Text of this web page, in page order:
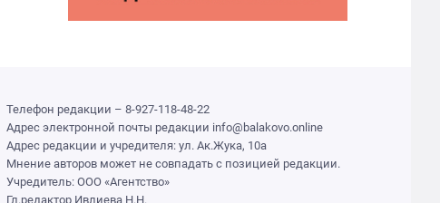
Телефон редакции – 8-927-118-48-22
Адрес электронной почты редакции info@balakovo.online
Адрес редакции и учредителя: ул. Ак.Жука, 10а
Мнение авторов может не совпадать с позицией редакции.
Учредитель: ООО «Агентство»
Гл.редактор Ивлиева Н.Н.